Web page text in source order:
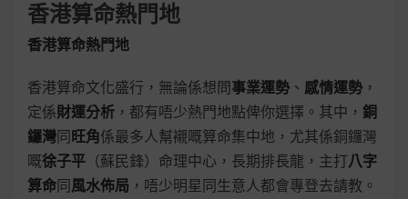
香港算命熱門地
香港算命熱門地
香港算命文化盛行，無論係想問事業運勢 、 感情運勢 ，
定係財運分析 ，都有唔少熱門地點俾你選擇。其中， 銅
鑼灣同旺角係最多人幫襯嘅算命集中地，尤其係銅鑼灣
嘅徐子平 （蘇民鋒）命理中心，長期排長龍，主打八字
算命同風水佈局 ，唔少明星同生意人都會專登去請教。